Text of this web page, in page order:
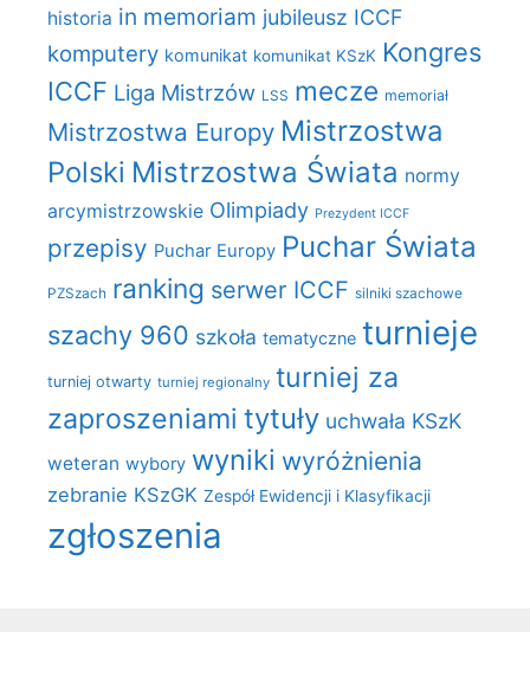
historia in memoriam jubileusz ICCF
komputery komunikat komunikat KSzK Kongres
ICCF Liga Mistrzów LSS mecze memoriał
Mistrzostwa Europy Mistrzostwa
Polski Mistrzostwa Świata normy
arcymistrzowskie Olimpiady Prezydent ICCF
przepisy Puchar Europy Puchar Świata
PZSzach ranking serwer ICCF silniki szachowe
szachy 960 szkoła tematyczne turnieje
turniej otwarty turniej regionalny turniej za
zaproszeniami tytuły uchwała KSzK
weteran wybory wyniki wyróżnienia
zebranie KSzGK Zespół Ewidencji i Klasyfikacji
zgłoszenia